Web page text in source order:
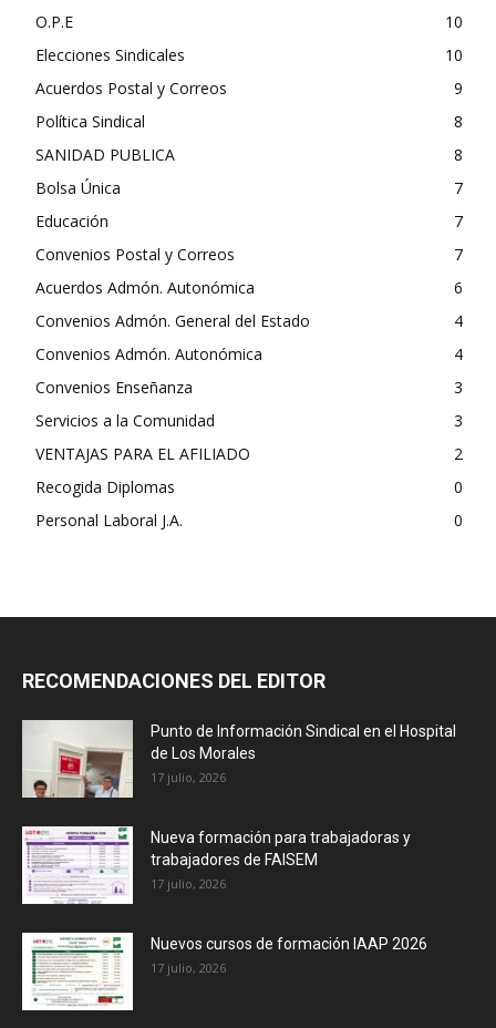
O.P.E
10
Elecciones Sindicales
10
Acuerdos Postal y Correos
9
Política Sindical
8
SANIDAD PUBLICA
8
Bolsa Única
7
Educación
7
Convenios Postal y Correos
7
Acuerdos Admón. Autonómica
6
Convenios Admón. General del Estado
4
Convenios Admón. Autonómica
4
Convenios Enseñanza
3
Servicios a la Comunidad
3
VENTAJAS PARA EL AFILIADO
2
Recogida Diplomas
0
Personal Laboral J.A.
0
RECOMENDACIONES DEL EDITOR
Punto de Información Sindical en el Hospital
de Los Morales
17 julio, 2026
Nueva formación para trabajadoras y
trabajadores de FAISEM
17 julio, 2026
Nuevos cursos de formación IAAP 2026
17 julio, 2026